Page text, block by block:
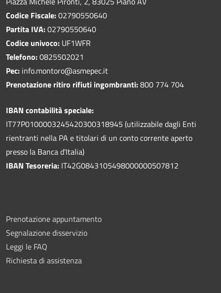
Codice Fiscale:02790550640
Partita IVA:02790550640
Codice univoco: UF1WFR
Telefono:0825502021
Pec: info.montoro@asmepec.it
Prenotazione ritiro rifiuti ingombranti:800 774 704
IBAN contabilità speciale:
IT77P0100003245420300318945 (utilizzabile dagli Enti
rientranti nella PA e titolari di un conto corrente aperto
presso la Banca d'Italia)
IBAN Tesoreria: IT42G0843105498000000507812
Prenotazione appuntamento
Segnalazione disservizio
Leggi le FAQ
Richiesta di assistenza